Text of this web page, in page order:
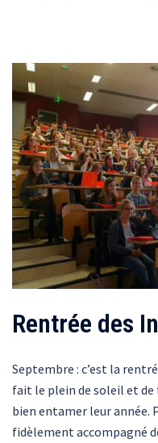
Rentrée des
Septembre : c’est la
fait le plein de soleil et
bien entamer leur année.
fidèlement accompagné